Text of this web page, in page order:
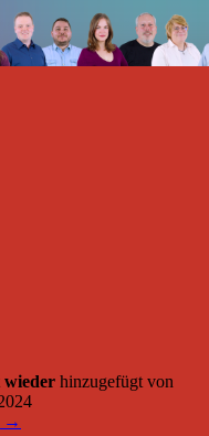
wieder hinzugefügt von
→